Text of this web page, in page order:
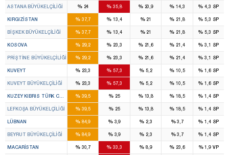
ASTANA BÜYÜKELÇILIĞI %24 % 35,8 %20,9 % 14,3 % 4,3 SP
KIRGIZISTAN %37,7 % 13,4 %21 % 21,8 % 5,3 SP
BIŞKEK BÜYÜKELÇILIĞI %37,7 % 13,4 %21 % 21,8 % 5,3 SP
KOSOVA %29,2 % 23,3 %21,6 % 21,4 % 3,1 SP
PRIŞTINE BÜYÜKELÇILIĞI %29,2 % 23,3 %21,6 % 21,4 % 3,1 SP
KUVEYT %23,3 % 57,3 % 5,2 % 10,5 % 1,6 SP
KUVEYT BÜYÜKELÇILIĞI %23,3 % 57,3 % 5,2 % 10,5 % 1,6 SP
KUZEY KIBRIS TÜRK CUM. %39,5 % 25 %13,8 % 18,5 % 1,4 SP
LEFKOŞA BÜYÜKELÇILIĞI %39,5 % 25 %13,8 % 18,5 % 1,4 SP
LÜBNAN %84,9 %3,9 % 2,3 %3,7 % 1,4 SP
BEYRUT BÜYÜKELÇILIĞI %84,9 %3,9 % 2,3 %3,7 % 1,4 SP
MACARISTAN %30,7 % 33,3 % 8,9 % 23,6 %1,9VP